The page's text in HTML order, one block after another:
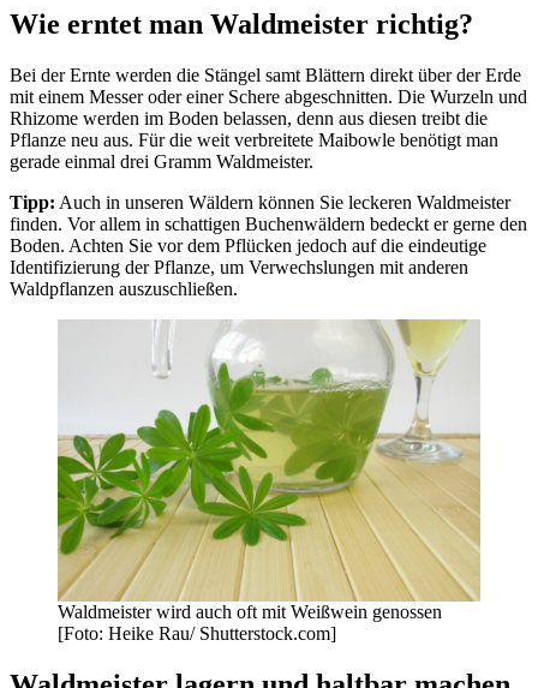
Wie erntet man Waldmeister richtig?
Bei der Ernte werden die Stängel samt Blättern direkt über der Erde
mit einem Messer oder einer Schere abgeschnitten. Die Wurzeln und
Rhizome werden im Boden belassen, denn aus diesen treibt die
Pflanze neu aus. Für die weit verbreitete Maibowle benötigt man
gerade einmal drei Gramm Waldmeister.
Tipp: Auch in unseren Wäldern können Sie leckeren Waldmeister
finden. Vor allem in schattigen Buchenwäldern bedeckt er gerne den
Boden. Achten Sie vor dem Pflücken jedoch auf die eindeutige
Identifizierung der Pflanze, um Verwechslungen mit anderen
Waldpflanzen auszuschließen.
Waldmeister wird auch oft mit Weißwein genossen
[Foto: Heike Rau/ Shutterstock.com]